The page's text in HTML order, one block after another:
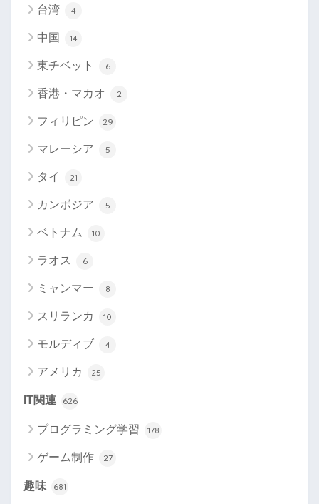
台湾 4
中国 14
東チベット 6
香港・マカオ 2
フィリピン 29
マレーシア 5
タイ 21
カンボジア 5
ベトナム 10
ラオス 6
ミャンマー 8
スリランカ 10
モルディブ 4
アメリカ 25
IT関連 626
プログラミング学習 178
ゲーム制作 27
趣味 681